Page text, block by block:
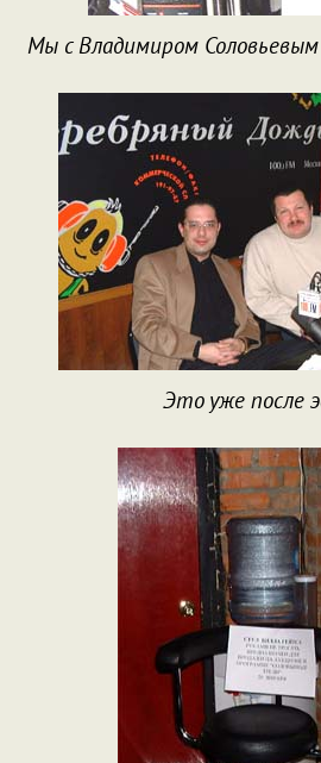
Мы с Владимиром
Это уже после